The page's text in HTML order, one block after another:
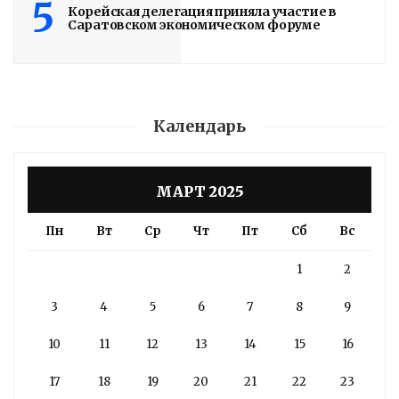
5
Корейская делегация приняла участие в
Саратовском экономическом форуме
Календарь
МАРТ 2025
Пн Вт Ср Чт Пт Сб Вс
1 2
3 4 5 6 7 8 9
10 11 12 13 14 15 16
17 18 19 20 21 22 23